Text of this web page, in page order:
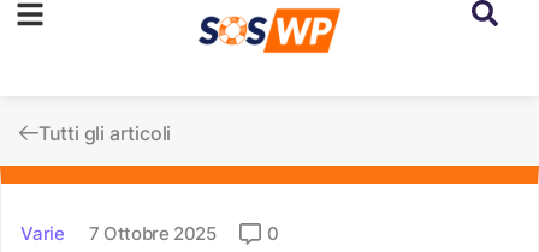
Tutti gli articoli
Varie 7 Ottobre 2025 0